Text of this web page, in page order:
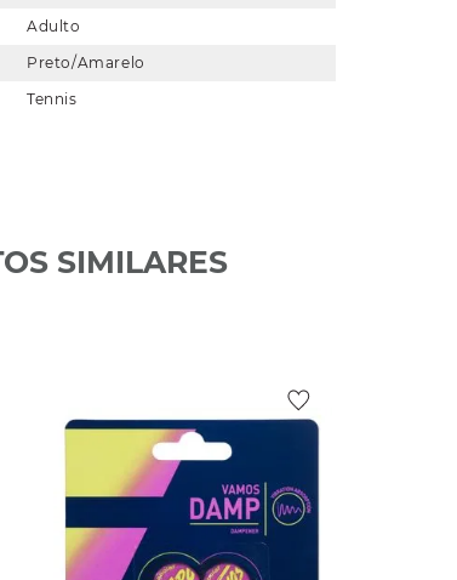
Adulto
Preto/Amarelo
Tennis
SIMILARES